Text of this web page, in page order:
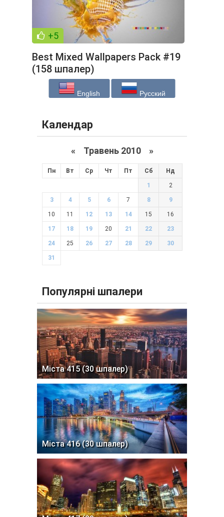
+5
Best Mixed Wallpapers Pack #19
(158 шпалер)
English Русский
Календар
« Травень 2010 »
Пн Вт Ср Чт Пт Сб Нд
1 2
3 4 5 6 7 8 9
10 11 12 13 14 15 16
17 18 19 20 21 22 23
24 25 26 27 28 29 30
31
Популярні шпалери
Міста 415 (30 шпалер)
Міста 416 (30 шпалер)